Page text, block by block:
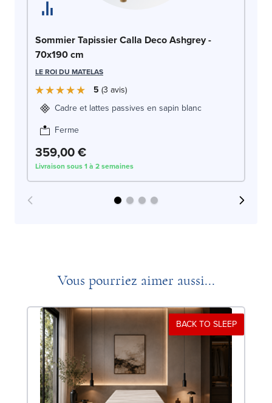
Sommier Tapissier Calla Deco Ashgrey -
70x190 cm
LE ROI DU MATELAS
5 3 avis
Cadre et lattes passives en sapin blanc
Ferme
359,00 €
Livraison sous 1 à 2 semaines
Vous pourriez aimer aussi...
BACK TO SLEEP